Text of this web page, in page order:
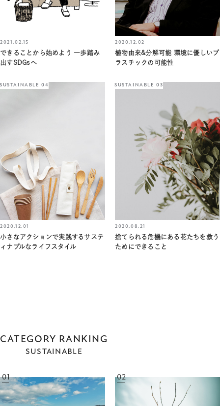
2021.02.15
できることから始めよう 一歩踏み
出すSDGsへ
2020.12.02
植物由来&分解可能 環境に優しいプ
ラスチックの可能性
SUSTAINABLE 04
2020.12.01
小さなアクションで実践するサステ
ィナブルなライフスタイル
SUSTAINABLE 03
2020.08.21
捨てられる危機にある花たちを救う
ためにできること
CATEGORY RANKING
SUSTAINABLE
01 02